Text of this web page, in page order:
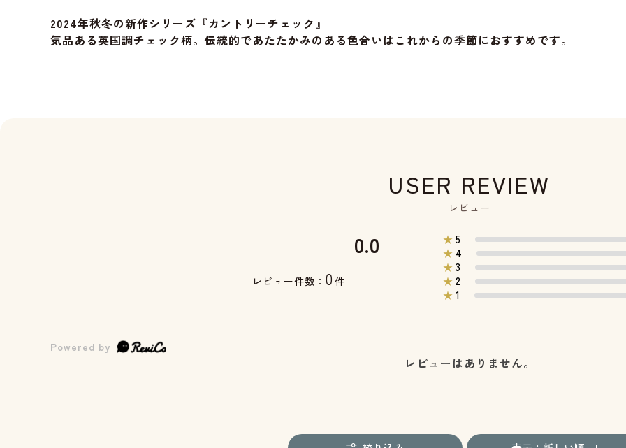
2024年秋冬の新作シリーズ『カントリーチェック』
気品ある英国調チェック柄。伝統的であたたかみのある色合いはこれからの季節におすすめです。
USER REVIEW
レビュー
0.0
レビュー件数： 0 件
★ 5
★ 4
★ 3
★ 2
★ 1
レビューはありません。